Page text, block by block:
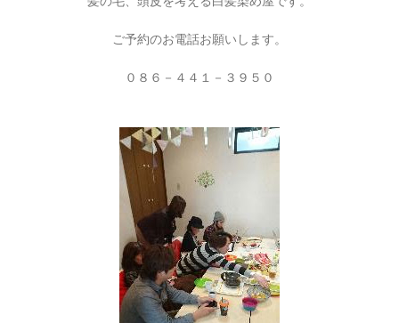
ご予約のお電話お願いします。
０８６－４４１－３９５０